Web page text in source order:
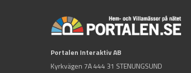
Portalen Interaktiv AB
Kyrkvägen 7A 444 31 STENUNGSUND